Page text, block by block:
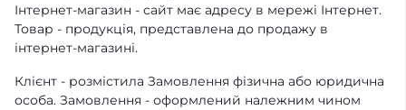
Інтернет-магазин - сайт має адресу в мережі Інтернет.
Товар - продукція, представлена ​​до продажу в
інтернет-магазині.
Клієнт - розмістила Замовлення фізична або юридична
особа. Замовлення - оформлений належним чином